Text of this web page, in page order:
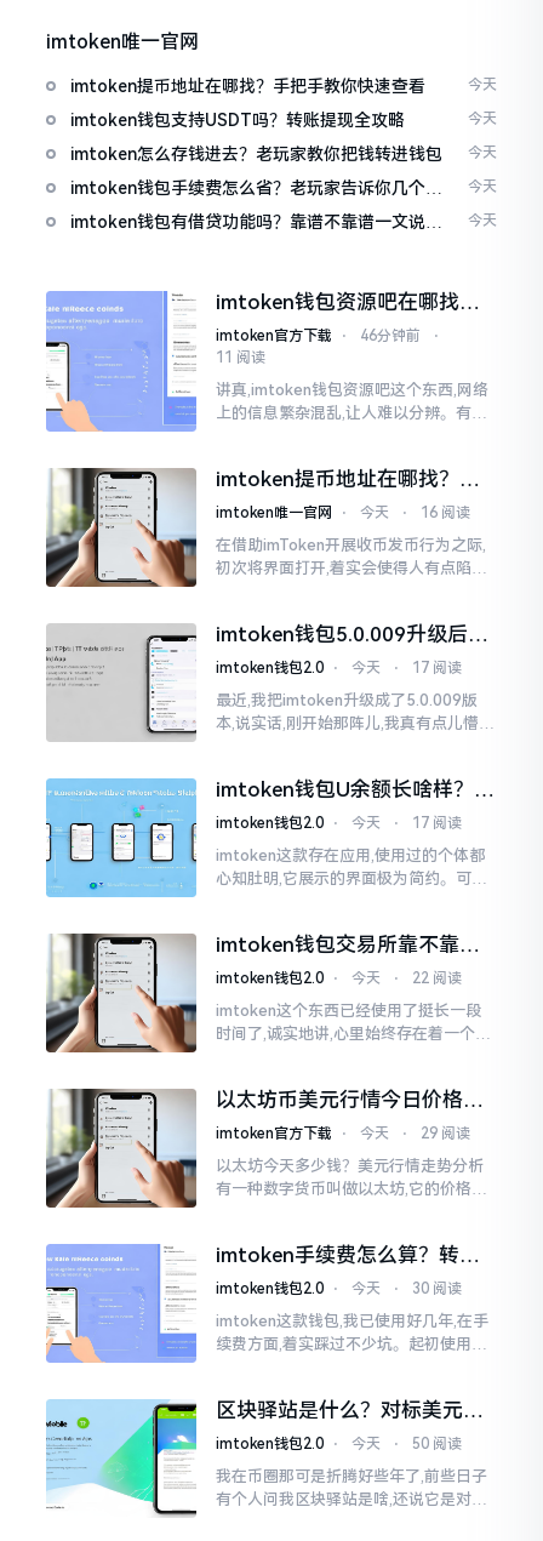
imtoken唯一官网
imtoken提币地址在哪找？手把手教你快速查看 今天
imtoken钱包支持USDT吗？转账提现全攻略 今天
imtoken怎么存钱进去？老玩家教你把钱转进钱包 今天
imtoken钱包手续费怎么省？老玩家告诉你几个实
在招
今天
imtoken钱包有借贷功能吗？靠谱不靠谱一文说清
今天
imtoken钱包资源吧在哪找，
这些坑我帮你趟过
imtoken官方下载 ⋅ 46分钟前
⋅
11 阅读
讲真,imtoken钱包资源吧这个东西,网络
上的信息繁杂混乱,让人难以分辨。有的
imtoken提币地址在哪找？手
把手教你快速查看
imtoken唯一官网 ⋅ 今天 ⋅ 16 阅读
在借助imToken开展收币发币行为之际,
初次将界面打开,着实会使得人有点陷入
imtoken钱包5.0.009升级后咋
用？老用户实测分享
imtoken钱包2.0 ⋅ 今天 ⋅ 17 阅读
最近,我把imtoken升级成了5.0.009版
本,说实话,刚开始那阵儿,我真有点儿懵,
imtoken钱包U余额长啥样？截
图这样看
imtoken钱包2.0 ⋅ 今天 ⋅ 17 阅读
imtoken这款存在应用,使用过的个体都
心知肚明,它展示的界面极为简约。可是,
imtoken钱包交易所靠不靠
谱？老玩家说说心里话
imtoken钱包2.0 ⋅ 今天 ⋅ 22 阅读
imtoken这个东西已经使用了挺长一段
时间了,诚实地讲,心里始终存在着一个疙
这个事情
以太坊币美元行情今日价格走
势分析，散户如何避免追涨杀
imtoken官方下载 ⋅ 今天 ⋅ 29 阅读
以太坊今天多少钱？美元行情走势分析
有一种数字货币叫做以太坊,它的价格走
率出现的一点点波动
imtoken手续费怎么算？转账
和交易所差别大了
imtoken钱包2.0 ⋅ 今天 ⋅ 30 阅读
imtoken这款钱包,我已使用好几年,在手
续费方面,着实踩过不少坑。起初使用时,
明白
区块驿站是什么？对标美元的
ETH到底咋回事
imtoken钱包2.0 ⋅ 今天 ⋅ 50 阅读
我在币圈那可是折腾好些年了,前些日子
有个人问我区块驿站是啥,还说它是对标